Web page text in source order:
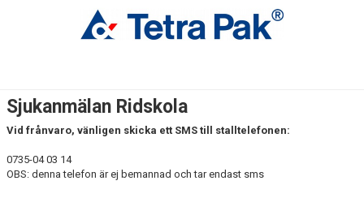
STALLPLATS
TÄVLING
Sjukanmälan Ridskola
Vid frånvaro, vänligen skicka ett SMS till stalltelefonen:
0735-04 03 14
OBS: denna telefon är ej bemannad och tar endast sms